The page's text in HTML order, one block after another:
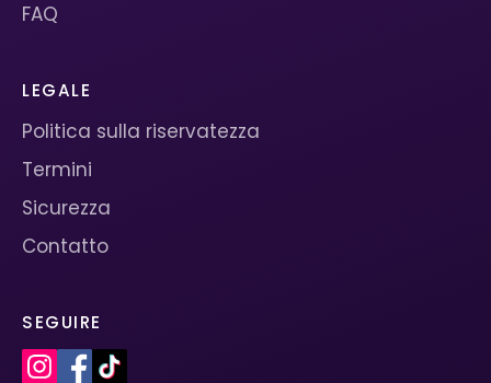
FAQ
LEGALE
Politica sulla riservatezza
Termini
Sicurezza
Contatto
SEGUIRE